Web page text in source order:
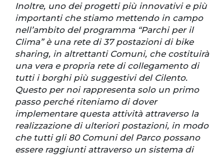
Inoltre, uno dei progetti più innovativi e più
importanti che stiamo mettendo in campo
nell’ambito del programma “Parchi per il
Clima” è una rete di 37 postazioni di bike
sharing, in altrettanti Comuni, che costituirà
una vera e propria rete di collegamento di
tutti i borghi più suggestivi del Cilento.
Questo per noi rappresenta solo un primo
passo perché riteniamo di dover
implementare questa attività attraverso la
realizzazione di ulteriori postazioni, in modo
che tutti gli 80 Comuni del Parco possano
essere raggiunti attraverso un sistema di